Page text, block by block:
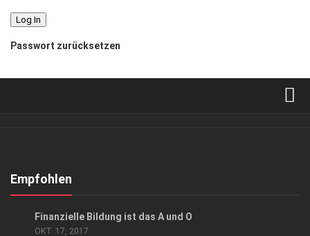
Passwort zurücksetzen
Kontakt, Impressum
Empfohlen
Finanzielle Bildung ist das A und O
OKT. 17, 2017